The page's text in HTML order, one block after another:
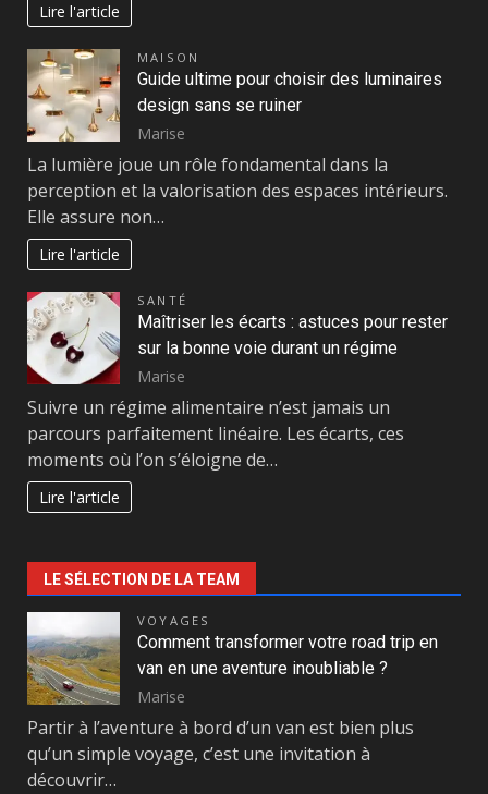
Lire l'article
MAISON
Guide ultime pour choisir des luminaires
design sans se ruiner
Marise
La lumière joue un rôle fondamental dans la
perception et la valorisation des espaces intérieurs.
Elle assure non…
Lire l'article
SANTÉ
Maîtriser les écarts : astuces pour rester
sur la bonne voie durant un régime
Marise
Suivre un régime alimentaire n’est jamais un
parcours parfaitement linéaire. Les écarts, ces
moments où l’on s’éloigne de…
Lire l'article
LE SÉLECTION DE LA TEAM
VOYAGES
Comment transformer votre road trip en
van en une aventure inoubliable ?
Marise
Partir à l’aventure à bord d’un van est bien plus
qu’un simple voyage, c’est une invitation à
découvrir…